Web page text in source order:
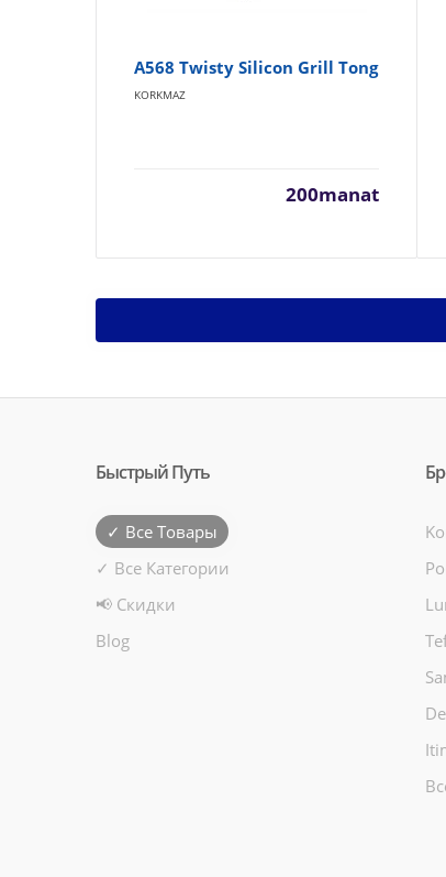
A568 Twisty Silicon Grill Tong
KORKMAZ
200manat
Быстрый Путь
✓ Все Товары
✓ Все Категории
📢 Скидки
Blog